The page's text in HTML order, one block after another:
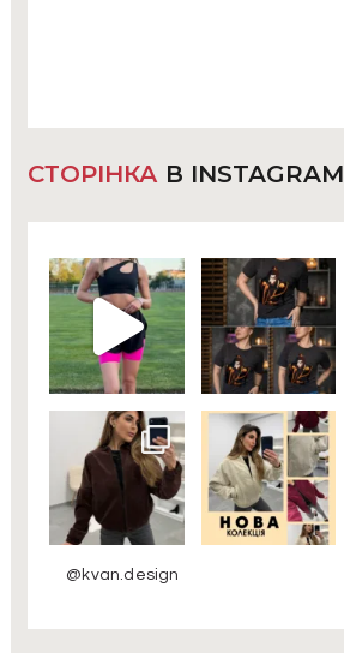
СТОРІНКА В INSTAGRAM
@kvan.design